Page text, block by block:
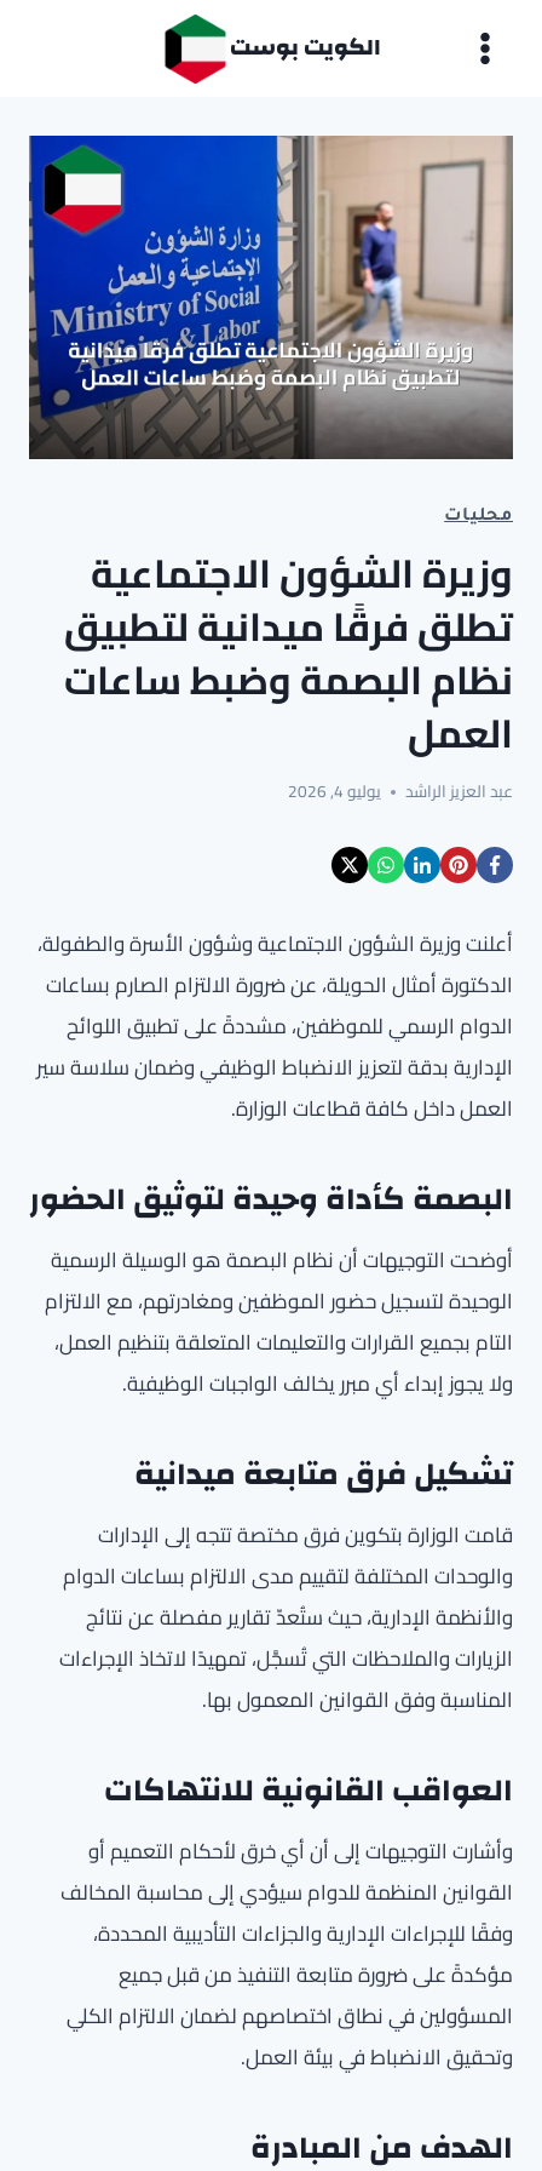
الكويت بوست
محليات
وزيرة الشؤون الاجتماعية
تطلق فرقًا ميدانية لتطبيق
نظام البصمة وضبط ساعات
العمل
عبد العزيز الراشد يوليو 4, 2026
أعلنت وزيرة الشؤون الاجتماعية وشؤون الأسرة والطفولة،
الدكتورة أمثال الحويلة، عن ضرورة الالتزام الصارم بساعات
الدوام الرسمي للموظفين، مشددةً على تطبيق اللوائح
الإدارية بدقة لتعزيز الانضباط الوظيفي وضمان سلاسة سير
العمل داخل كافة قطاعات الوزارة.
البصمة كأداة وحيدة لتوثيق الحضور
أوضحت التوجيهات أن نظام البصمة هو الوسيلة الرسمية
الوحيدة لتسجيل حضور الموظفين ومغادرتهم، مع الالتزام
التام بجميع القرارات والتعليمات المتعلقة بتنظيم العمل،
ولا يجوز إبداء أي مبرر يخالف الواجبات الوظيفية.
تشكيل فرق متابعة ميدانية
قامت الوزارة بتكوين فرق مختصة تتجه إلى الإدارات
والوحدات المختلفة لتقييم مدى الالتزام بساعات الدوام
والأنظمة الإدارية، حيث ستُعدّ تقارير مفصلة عن نتائج
الزيارات والملاحظات التي تُسجَّل، تمهيدًا لاتخاذ الإجراءات
المناسبة وفق القوانين المعمول بها.
العواقب القانونية للانتهاكات
وأشارت التوجيهات إلى أن أي خرق لأحكام التعميم أو
القوانين المنظمة للدوام سيؤدي إلى محاسبة المخالف
وفقًا للإجراءات الإدارية والجزاءات التأديبية المحددة،
مؤكدةً على ضرورة متابعة التنفيذ من قبل جميع
المسؤولين في نطاق اختصاصهم لضمان الالتزام الكلي
وتحقيق الانضباط في بيئة العمل.
الهدف من المبادرة